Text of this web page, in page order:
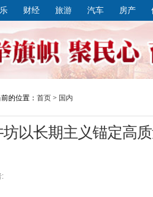
财经 旅游 汽车 房产
的位置： 首页 > 国内
坊以长期主义锚定高
: